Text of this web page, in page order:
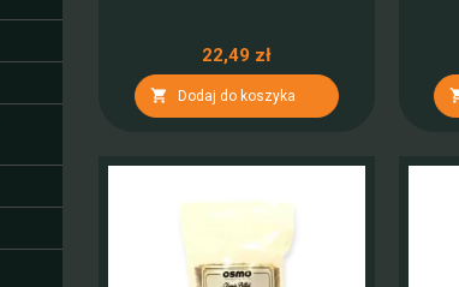
22,49 zł
 Dodaj do koszyka